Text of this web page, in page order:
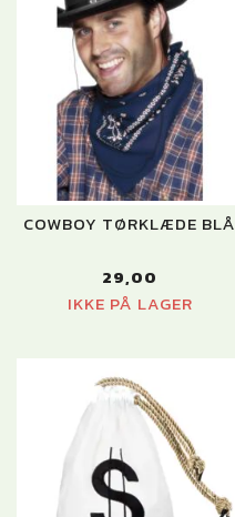
COWBOY TØRKLÆDE BLÅ
29,00
IKKE PÅ LAGER